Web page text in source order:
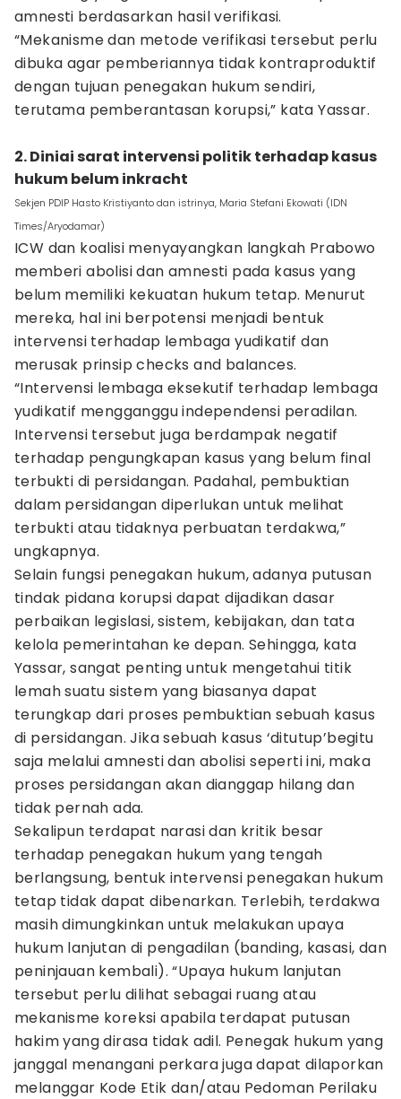
amnesti berdasarkan hasil verifikasi.
“Mekanisme dan metode verifikasi tersebut perlu
dibuka agar pemberiannya tidak kontraproduktif
dengan tujuan penegakan hukum sendiri,
terutama pemberantasan korupsi,” kata Yassar.
2. Diniai sarat intervensi politik terhadap kasus
hukum belum inkracht
Sekjen PDIP Hasto Kristiyanto dan istrinya, Maria Stefani Ekowati (IDN
Times/Aryodamar)
ICW dan koalisi menyayangkan langkah Prabowo
memberi abolisi dan amnesti pada kasus yang
belum memiliki kekuatan hukum tetap. Menurut
mereka, hal ini berpotensi menjadi bentuk
intervensi terhadap lembaga yudikatif dan
merusak prinsip checks and balances.
“Intervensi lembaga eksekutif terhadap lembaga
yudikatif mengganggu independensi peradilan.
Intervensi tersebut juga berdampak negatif
terhadap pengungkapan kasus yang belum final
terbukti di persidangan. Padahal, pembuktian
dalam persidangan diperlukan untuk melihat
terbukti atau tidaknya perbuatan terdakwa,”
ungkapnya.
Selain fungsi penegakan hukum, adanya putusan
tindak pidana korupsi dapat dijadikan dasar
perbaikan legislasi, sistem, kebijakan, dan tata
kelola pemerintahan ke depan. Sehingga, kata
Yassar, sangat penting untuk mengetahui titik
lemah suatu sistem yang biasanya dapat
terungkap dari proses pembuktian sebuah kasus
di persidangan. Jika sebuah kasus ‘ditutup’begitu
saja melalui amnesti dan abolisi seperti ini, maka
proses persidangan akan dianggap hilang dan
tidak pernah ada.
Sekalipun terdapat narasi dan kritik besar
terhadap penegakan hukum yang tengah
berlangsung, bentuk intervensi penegakan hukum
tetap tidak dapat dibenarkan. Terlebih, terdakwa
masih dimungkinkan untuk melakukan upaya
hukum lanjutan di pengadilan (banding, kasasi, dan
peninjauan kembali). “Upaya hukum lanjutan
tersebut perlu dilihat sebagai ruang atau
mekanisme koreksi apabila terdapat putusan
hakim yang dirasa tidak adil. Penegak hukum yang
janggal menangani perkara juga dapat dilaporkan
melanggar Kode Etik dan/atau Pedoman Perilaku